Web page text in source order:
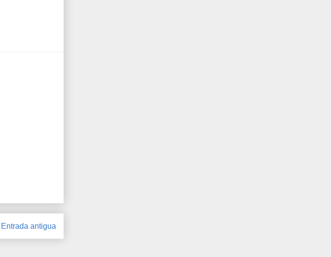
Entrada antigua